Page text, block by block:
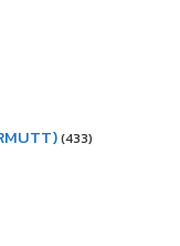
(433)